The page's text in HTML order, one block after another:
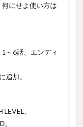
にせよ使い方は
～6話、エンディ
追加。
。